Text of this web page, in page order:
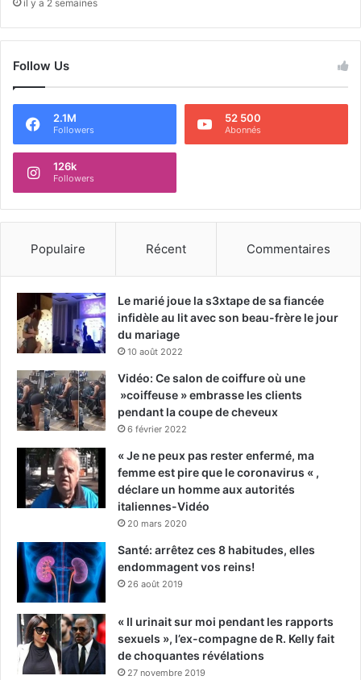
il y a 2 semaines
Follow Us
2.1M
Followers
52 500
Abonnés
126k
Followers
Populaire Récent Commentaires
Le marié joue la s3xtape de sa fiancée
infidèle au lit avec son beau-frère le jour
du mariage
10 août 2022
Vidéo: Ce salon de coiffure où une
»coiffeuse » embrasse les clients
pendant la coupe de cheveux
6 février 2022
« Je ne peux pas rester enfermé, ma
femme est pire que le coronavirus « ,
déclare un homme aux autorités
italiennes-Vidéo
20 mars 2020
Santé: arrêtez ces 8 habitudes, elles
endommagent vos reins!
26 août 2019
« Il urinait sur moi pendant les rapports
sexuels », l’ex-compagne de R. Kelly fait
de choquantes révélations
27 novembre 2019